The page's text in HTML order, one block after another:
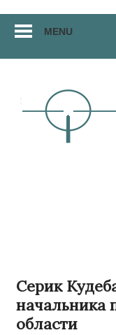
Перейти
материалам
MENU
Серик
начальника
области